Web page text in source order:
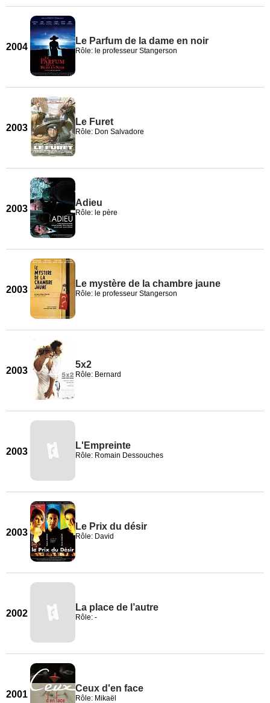
2004
Le Parfum de la dame en noir
Rôle: le professeur Stangerson
2003
Le Furet
Rôle: Don Salvadore
2003
Adieu
Rôle: le père
2003
Le mystère de la chambre jaune
Rôle: le professeur Stangerson
2003
5x2
Rôle: Bernard
2003
L'Empreinte
Rôle: Romain Dessouches
2003
Le Prix du désir
Rôle: David
2002
La place de l’autre
Rôle: -
2001
Ceux d'en face
Rôle: Mikaël